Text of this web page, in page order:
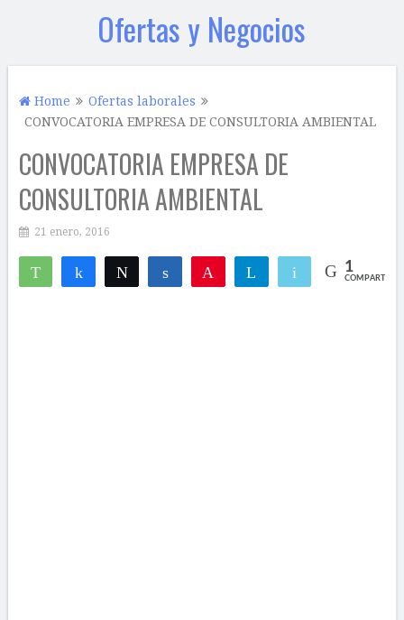
Ofertas y Negocios
Home
Ofertas laborales
CONVOCATORIA EMPRESA DE CONSULTORIA AMBIENTAL
CONVOCATORIA EMPRESA DE
CONSULTORIA AMBIENTAL
21 enero, 2016
WhatsAppCompartirTwittear Compartir Telegram Email 1
COMPARTIR